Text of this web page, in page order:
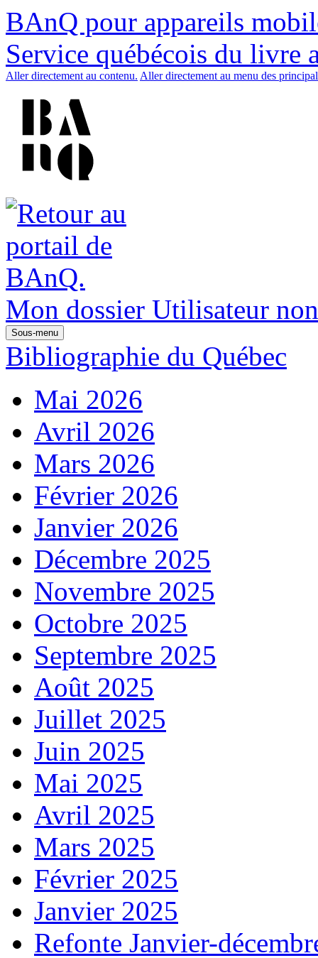
BAnQ pour appareils
Service québécois du livre
Aller directement au contenu. Aller directement au menu des
Mon dossier Utilisateur
Sous-menu
Bibliographie du Québec
Mai 2026
Avril 2026
Mars 2026
Février 2026
Janvier 2026
Décembre 2025
Novembre 2025
Octobre 2025
Septembre 2025
Août 2025
Juillet 2025
Juin 2025
Mai 2025
Avril 2025
Mars 2025
Février 2025
Janvier 2025
Refonte Janvier-